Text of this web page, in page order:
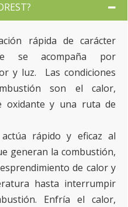
rápida de carácter
se acompaña por
y luz. Las condiciones
son el calor,
oxidante y una ruta de
actúa rápido y eficaz al
generan la combustión,
de calor y
hasta interrumpir
Enfría el calor,